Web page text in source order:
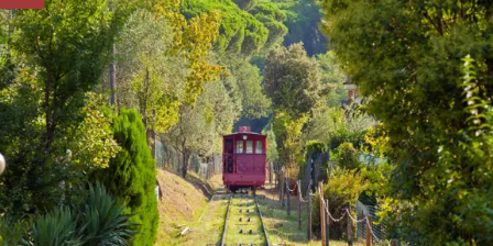
Vantaggio 1 Vantaggio
Vantaggio
Vantaggio 2
Vantaggio 3